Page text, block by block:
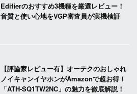
Edifierのおすすめ3機種を厳選レビュー！
音質と使い心地をVGP審査員が実機検証
【評論家レビュー有】オーテクのおしゃれ
ノイキャンイヤホンがAmazonで超お得！
「ATH-SQ1TW2NC」の魅力を徹底解説！